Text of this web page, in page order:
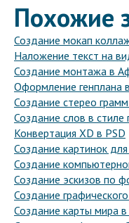
Похожие
Создание мокап
Наложение текст на
Создание монтажа в
Оформление генплана
Создание стерео
Создание слов в
Конвертация XD в PSD
Создание картинок
Создание
Создание эскизов по
Создание
Создание карты мира